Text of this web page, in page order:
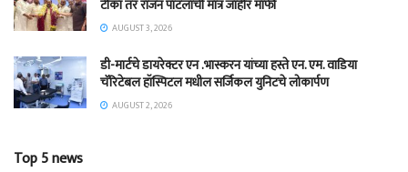
टीका तर राजन पाटलांची मात्र जाहीर माफी
AUGUST 3, 2026
डी-मार्टचे डायरेक्टर एन .भास्करन यांच्या हस्ते एन. एम. वाडिया
चॅरिटेबल हॉस्पिटल मधील सर्जिकल युनिटचे लोकार्पण
AUGUST 2, 2026
Top 5 news